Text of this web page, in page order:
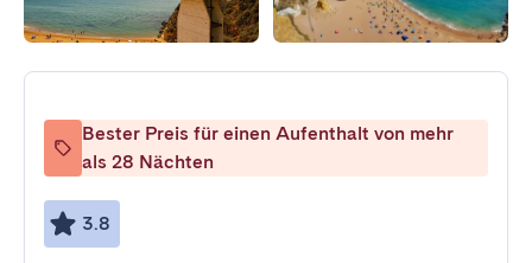
Bester Preis für einen Aufenthalt von mehr
als 28 Nächten
3.8